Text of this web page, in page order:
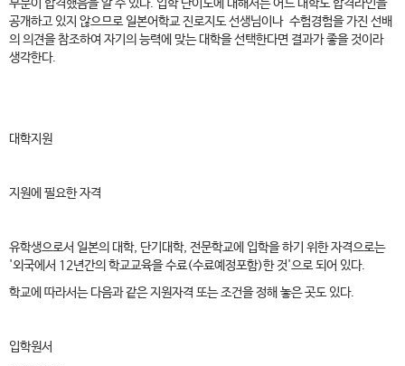
부분이 합격했음을 알 수 있다. 입학 난이도에 대해서는 어느 대학도 합격라인을
공개하고 있지 않으므로 일본어학교 진로지도 선생님이나 수험경험을 가진 선배
의 의견을 참조하여 자기의 능력에 맞는 대학을 선택한다면 결과가 좋을 것이라
생각한다.
대학지원
지원에 필요한 자격
유학생으로서 일본의 대학, 단기대학, 전문학교에 입학을 하기 위한 자격으로는
'외국에서 12년간의 학교교육을 수료(수료예정포함)한 것'으로 되어 있다.
학교에 따라서는 다음과 같은 지원자격 또는 조건을 정해 놓은 곳도 있다.
입학원서